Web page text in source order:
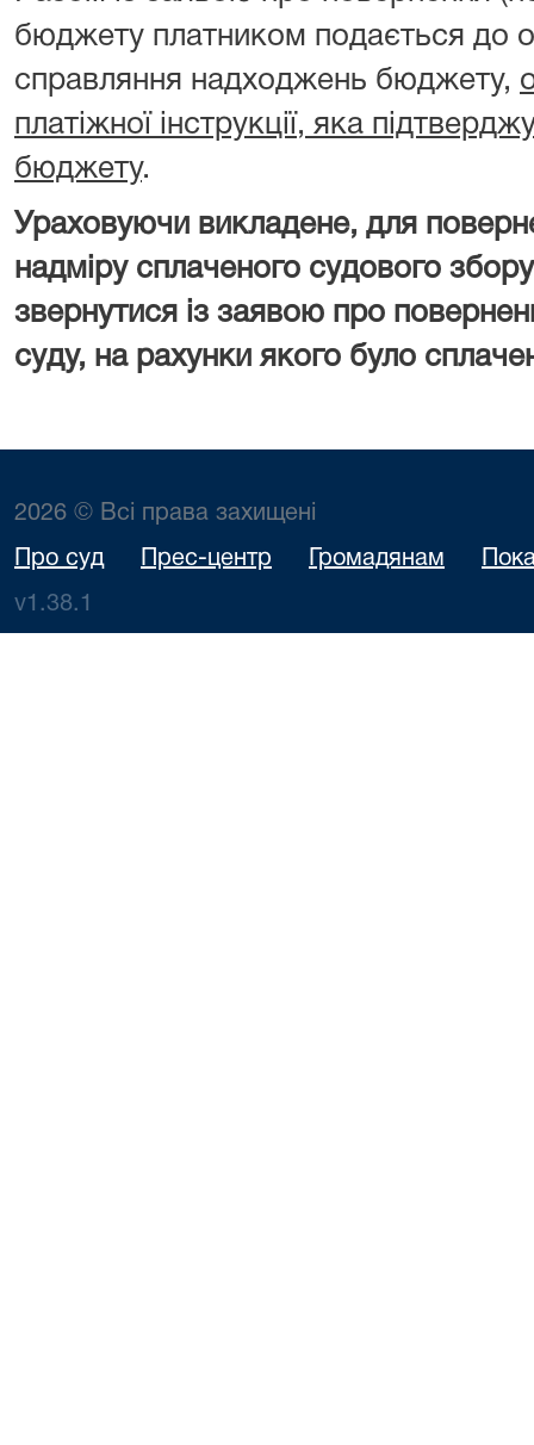
бюджету платником подається до
справляння надходжень бюджету,
платіжної інструкції, яка
бюджету.
Ураховуючи викладене, для
надміру сплаченого судового
звернутися із заявою про
суду, на рахунки якого було
2026 © Всі права захищені
Про суд Прес-центр Громадянам
v1.38.1